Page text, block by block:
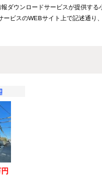
ダウンロードサービスが提供
ビスのWEBサイト上で記述通